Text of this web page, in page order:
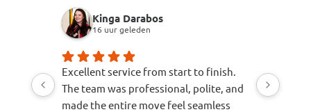
Kinga Darabos
16 uur geleden
Excellent service from start to finish.
The team was professional, polite, and
made the entire move feel seamless